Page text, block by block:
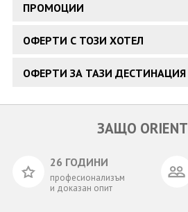
ПРОМОЦИИ
ОФЕРТИ С ТОЗИ ХОТЕЛ
ОФЕРТИ ЗА ТАЗИ ДЕСТИНАЦИЯ
ЗАЩО
26 ГОДИНИ
професионализъм
и доказан опит